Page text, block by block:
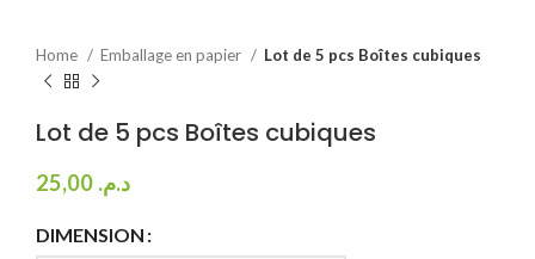
Home Emballage en papier Lot de 5 pcs Boîtes cubiques
Lot de 5 pcs Boîtes cubiques
د.م.
DIMENSION